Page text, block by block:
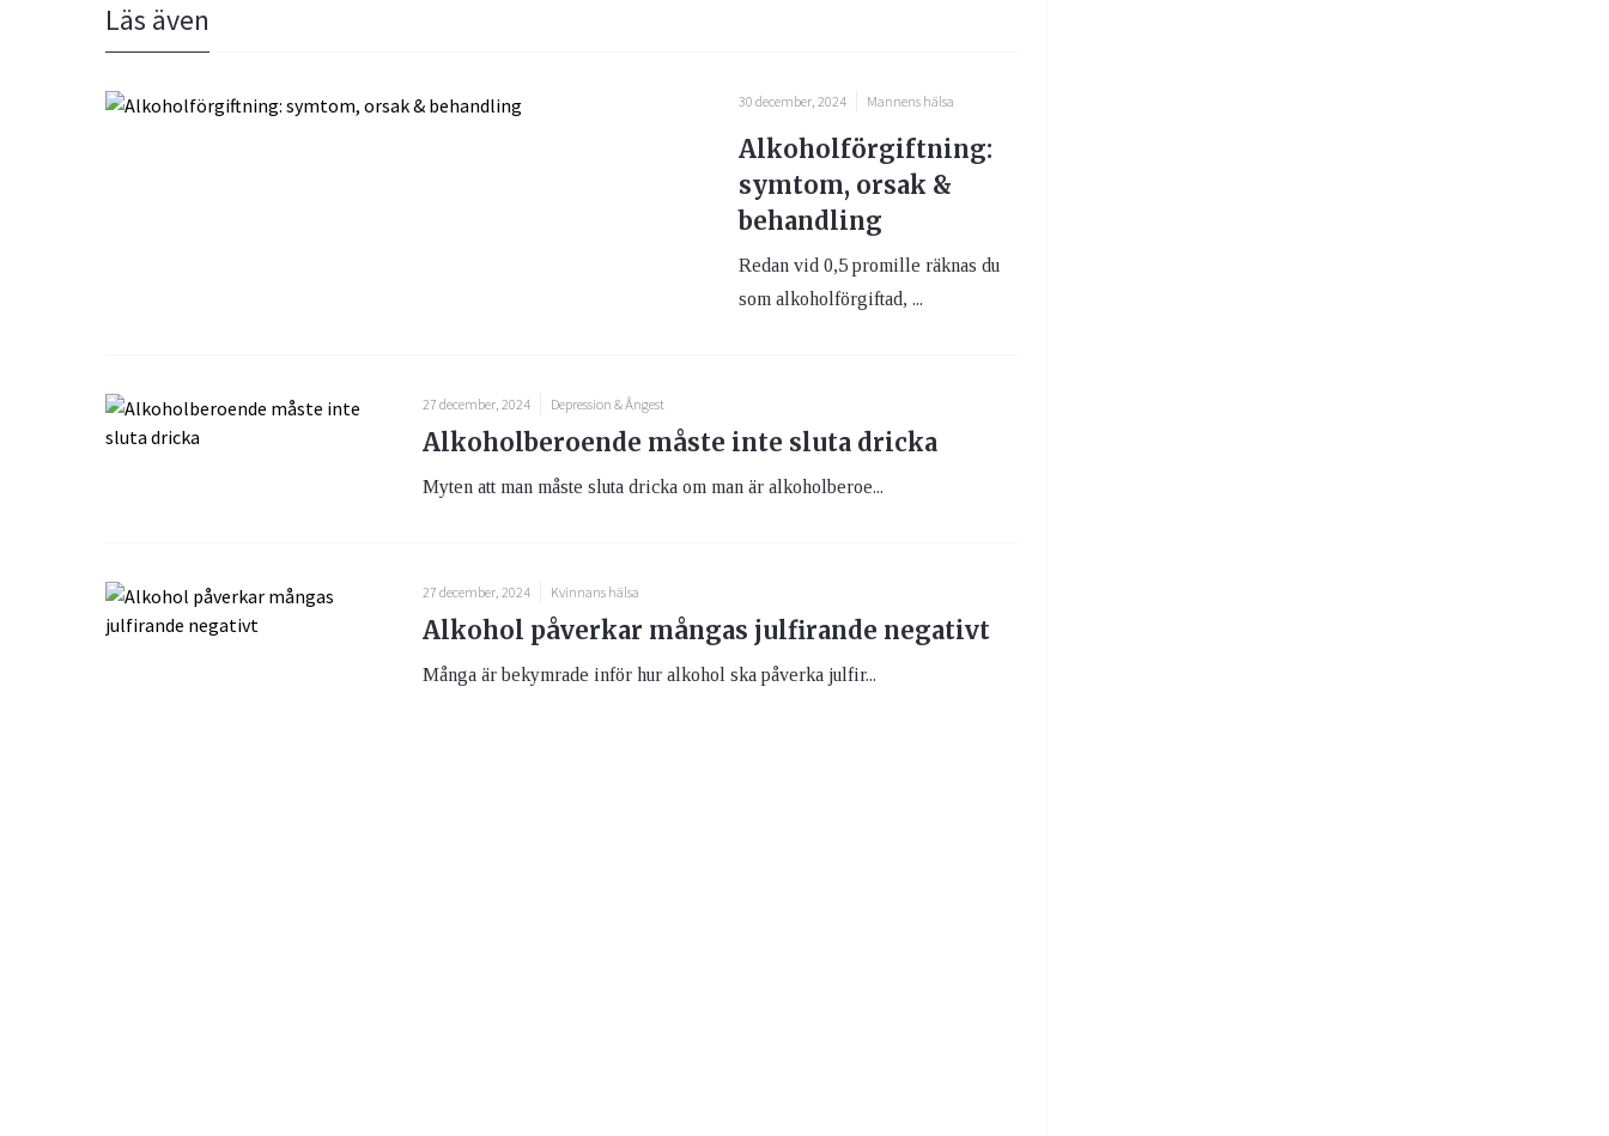
Läs även
30 december, 2024 Mannens hälsa
Alkoholförgiftning:
symtom, orsak &
behandling
Redan vid 0,5 promille räknas du
som alkoholförgiftad, ...
27 december, 2024 Depression & Ångest
Alkoholberoende måste inte sluta dricka
Myten att man måste sluta dricka om man är alkoholberoe...
27 december, 2024 Kvinnans hälsa
Alkohol påverkar mångas julfirande negativt
Många är bekymrade inför hur alkohol ska påverka julfir...